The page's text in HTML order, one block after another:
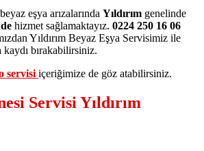
beyaz eşya arızalarında Yıldırım genelinde
hizmet sağlamaktayız. 0224 250 16 06
Yıldırım Beyaz Eşya Servisimiz ile
bırakabilirsiniz.
servisi içeriğimize de göz atabilirsiniz.
Servisi Yıldırım